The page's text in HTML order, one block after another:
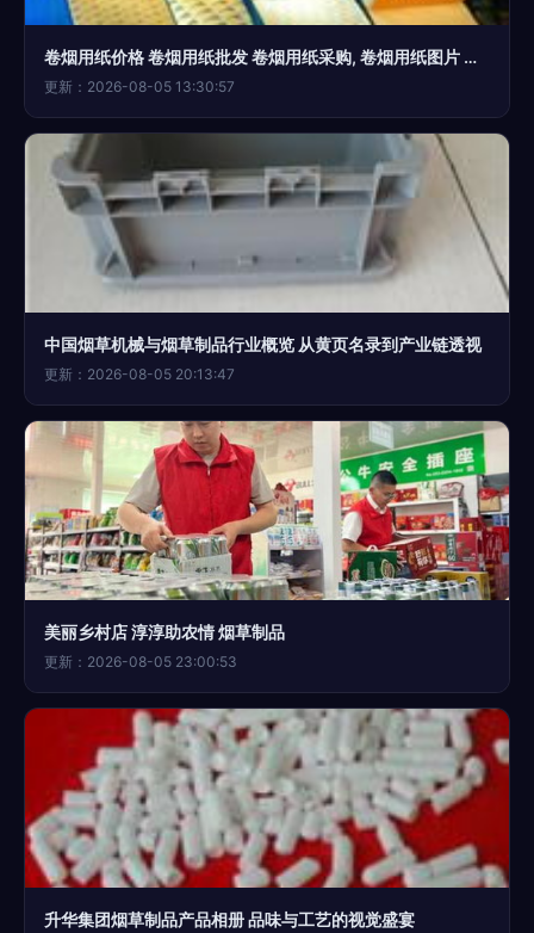
卷烟用纸价格 卷烟用纸批发 卷烟用纸采购, 卷烟用纸图片 产品搜索
更新：2026-08-05 13:30:57
中国烟草机械与烟草制品行业概览 从黄页名录到产业链透视
更新：2026-08-05 20:13:47
美丽乡村店 淳淳助农情 烟草制品
更新：2026-08-05 23:00:53
升华集团烟草制品产品相册 品味与工艺的视觉盛宴